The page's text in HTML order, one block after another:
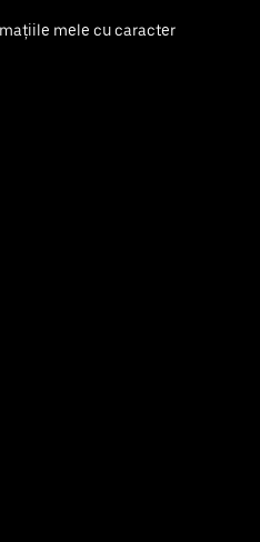
mele cu caracter